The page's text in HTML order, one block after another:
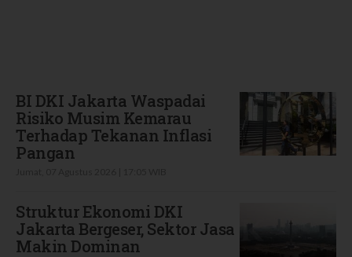
BI DKI Jakarta Waspadai
Risiko Musim Kemarau
Terhadap Tekanan Inflasi
Pangan
Struktur Ekonomi DKI
Jakarta Bergeser, Sektor Jasa
Makin Dominan